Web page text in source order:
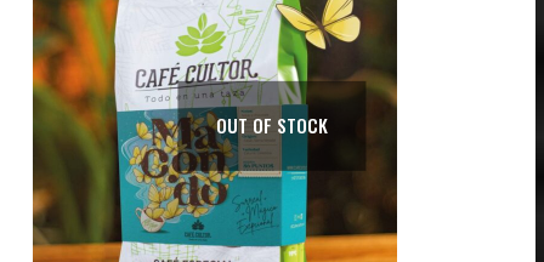
OUT OF STOCK
BORBÓN ROSADO
55,000 - $ 88,000Rango
de
precios:
desde
$55,000
hasta
OPCIONES
Este
producto
tiene
múltiples
BENEFICIO NATURAL
$55,000 88,000
SELECCIONAR OPCIONES